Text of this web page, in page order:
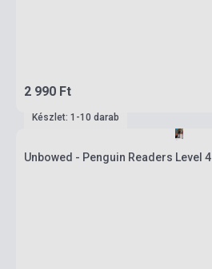
2 990 Ft
Készlet: 1-10 darab
Unbowed - Penguin Readers Level 4